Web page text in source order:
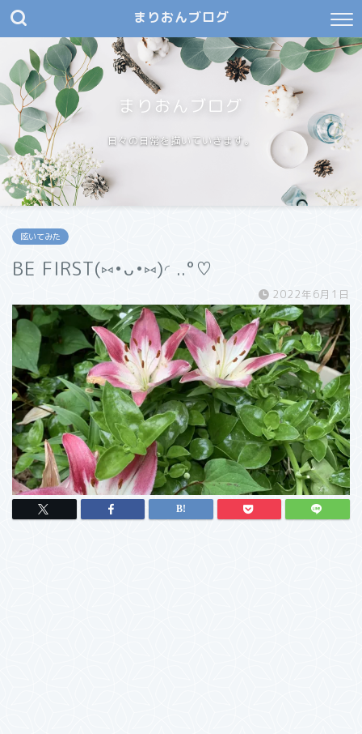
まりおんブログ
まりおんブログ
日々の日常を描いていきます。
呟いてみた
BE FIRST(⑅•ᴗ•⑅)◜..°♡
2022年6月1日